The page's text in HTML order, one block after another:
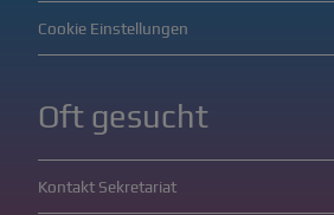
Cookie Einstellungen
Oft gesucht
Kontakt Sekretariat